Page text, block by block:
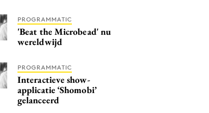
PROGRAMMATIC
'Beat the Microbead' nu
wereldwijd
PROGRAMMATIC
Interactieve show-
applicatie ‘Shomobi’
gelanceerd